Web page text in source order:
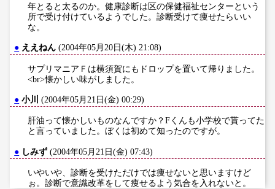
年とると太るのか。健康診断は区の保健福祉センターという
所で受け付けているようでした。診断受けて痩せたらいい
な。
● ええねん (2004年05月20日(木) 21:08)
サプリマニアＦは横須賀にもドロップを置いて帰りました。
<br>懐かしい味がしました。
● 小川 (2004年05月21日(金) 00:29)
肝油って懐かしいものなんですか？Fくんも小学校で貰ってた
と言っていました。ぼくは初めて知ったのですが。
● しみず (2004年05月21日(金) 07:43)
いやいや、診断を受けただけでは痩せないと思いますけど
ぉ。診断で意識改革をして痩せるよう気合を入れないと。